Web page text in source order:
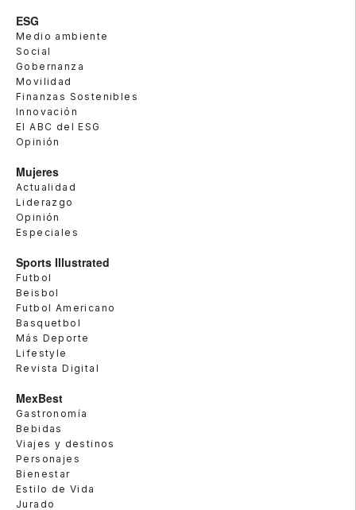
ESG
Medio ambiente
Social
Gobernanza
Movilidad
Finanzas Sostenibles
Innovación
El ABC del ESG
Opinión
Mujeres
Actualidad
Liderazgo
Opinión
Especiales
Sports Illustrated
Futbol
Beisbol
Futbol Americano
Basquetbol
Más Deporte
Lifestyle
Revista Digital
MexBest
Gastronomía
Bebidas
Viajes y destinos
Personajes
Bienestar
Estilo de Vida
Jurado